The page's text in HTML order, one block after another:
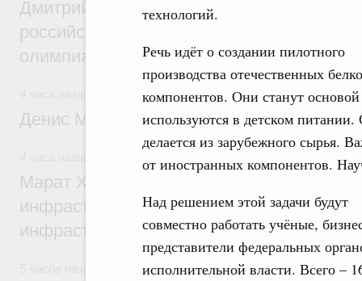
технологий.
Речь идёт о создании пилотного
производства отечественных
компонентов. Они станут
используются в детском
делается из зарубежного сырья.
от иностранных компонентов.
Над решением этой задачи будут
совместно работать учёные,
представители федеральных
исполнительной власти. Всего –
Дмитрий Чернышенко и Сергей Кравцов
российскую сборную с победой на
олимпиаде по искусственному
Общие вопросы промышленной политики
Денис Мантуров посетил Ярославскую
Бюджеты субъектов Федерации.
Марат Хуснуллин: 15 объектов
инфраструктуры построили и обновили
инфраструктурным кредитам
Развитие сельских территорий